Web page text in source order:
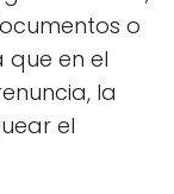
o
en el
la
el